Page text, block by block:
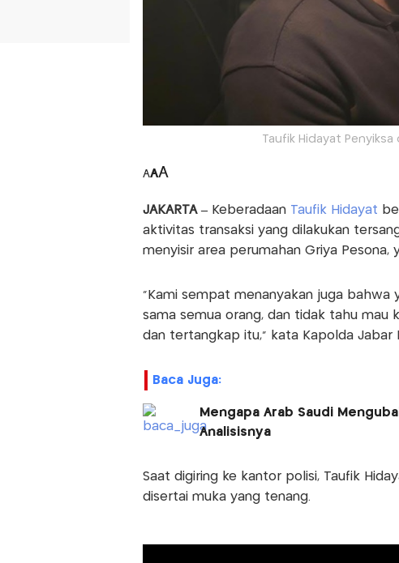
Taufik Hidayat
AAA
JAKARTA – Keberadaan Taufik Hidayat
aktivitas transaksi yang dilakukan
menyisir area perumahan Griya
“Kami sempat menanyakan juga
sama semua orang, dan tidak tahu mau
dan tertangkap itu," kata Kapolda Jabar
Baca Juga:
Mengapa Arab Saudi
Analisisnya
Saat digiring ke kantor polisi, Taufik
disertai muka yang tenang.